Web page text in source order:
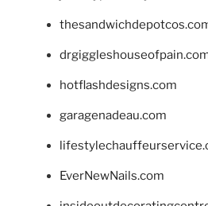
hotflashdesigns.com
garagenadeau.com
EverNewNails.com